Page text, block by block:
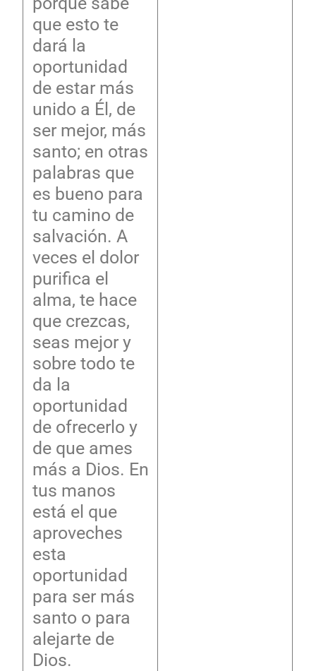
que esto te
dará la
oportunidad
de estar más
unido a Él, de
ser mejor, más
santo; en otras
palabras que
es bueno para
tu camino de
salvación. A
veces el dolor
purifica el
alma, te hace
que crezcas,
seas mejor y
sobre todo te
da la
oportunidad
de ofrecerlo y
de que ames
más a Dios. En
tus manos
está el que
aproveches
esta
oportunidad
para ser más
santo o para
alejarte de
Dios.